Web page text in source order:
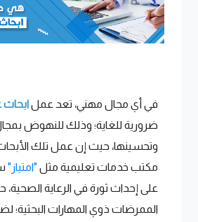
في أي مجال مهني، تعد عملابحاث
ضرورية للغاية؛ وذلك للنهوض
وتحسينها، حيث إن عمل تلك
مكتب خدمات تعليمية مثل "امتياز"
على إحداث ثورة في الرعاية الصحية،
الممرضات ذوي المهارات البحثية؛